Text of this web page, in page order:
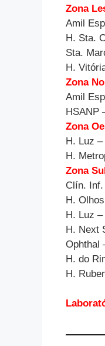
Zona
Amil
H. Sta.
Sta.
H.
Zona
Amil
HSANP
Zona
H. Luz
H.
Zona
Clín.
H.
H. Luz
H. Next
Ophthal
H. do
H.